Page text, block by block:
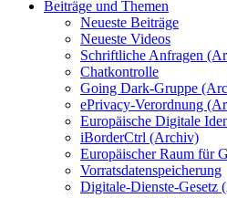
Beiträge und Themen
Neueste Beiträge
Neueste Videos
Schriftliche Anfragen
Chatkontrolle
Going Dark-Gruppe
ePrivacy-Verordnung
Europäische Digitale
iBorderCtrl (Archiv)
Europäischer Raum für
Vorratsdatenspeicherung
Digitale-Dienste-Gesetz